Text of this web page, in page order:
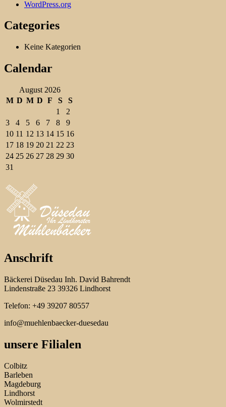
WordPress.org
Categories
Keine Kategorien
Calendar
August 2026
M D M D F S
S
1
2
3
4 5 6 7 8
9
10 11 12 13 14 15 16
17 18 19 20 21 22 23
24 25 26 27 28 29 30
31
Anschrift
Bäckerei Düsedau Inh. David Bahrendt
Lindenstraße 23 39326 Lindhorst
Telefon: +49 39207 80557
info@muehlenbaecker-duesedau
unsere Filialen
Colbitz
Barleben
Magdeburg
Lindhorst
Wolmirstedt